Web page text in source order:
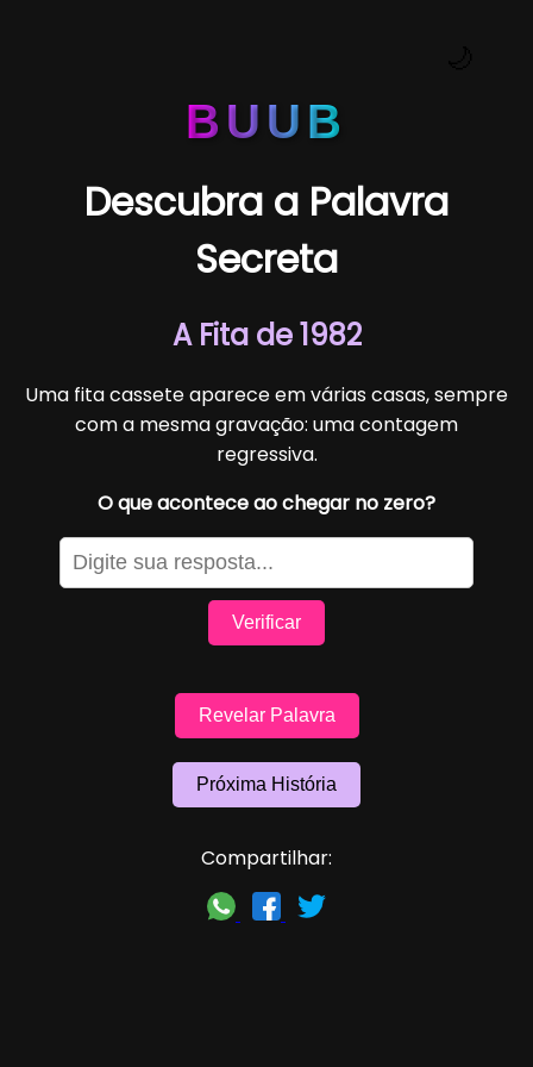
BUUB
Descubra a Palavra
Secreta
A Fita de 1982
Uma fita cassete aparece em várias casas, sempre
com a mesma gravação: uma contagem
regressiva.
O que acontece ao chegar no zero?
Verificar
Revelar Palavra
Próxima História
Compartilhar: